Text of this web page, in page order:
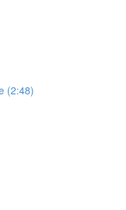
(2:48)